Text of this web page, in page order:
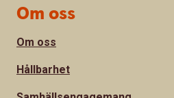
Om oss
Om oss
Hållbarhet